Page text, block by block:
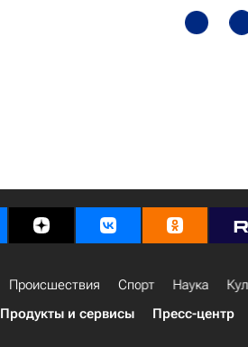
Происшествия Спорт Наука
Продукты и сервисы Пресс-центр